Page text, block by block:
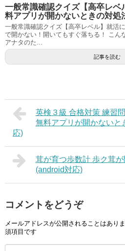
一般常識確認クイズ【高卒レベ
料アプリが開かないときの対
一般常識確認クイズ【高卒レベル】就活
で開かない！開いてもすぐ落ちる！ こん
アナタのた...
記事を読む
英検３級 合格対策 練習
無料アプリが開かないと
応)
茸が育つ歩数計 歩ク茸
(android対応)
コメントをどうぞ
メールアドレスが公開されることはありま
須項目です